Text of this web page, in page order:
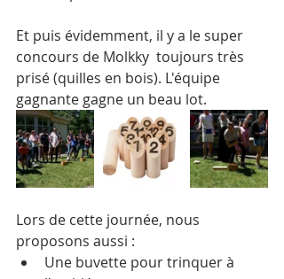
Et puis évidemment, il y a le super
concours de Molkky  toujours très
prisé (quilles en bois). L'équipe
gagnante gagne un beau lot.
Lors de cette journée, nous
proposons aussi :
Une buvette pour trinquer à